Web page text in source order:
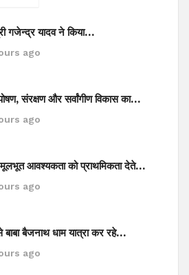
गजेन्द्र यादव ने किया…
ago
संरक्षण और सर्वांगीण विकास का…
ago
मूलभूत आवश्यकता को प्राथमिकता देते…
ago
बाबा बैजनाथ धाम यात्रा कर रहे…
ago